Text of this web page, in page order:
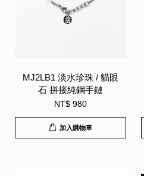
MJ2LB1 淡水珍珠 / 貓眼
石 拼接純鋼手鏈
NT$ 980
加入購物車